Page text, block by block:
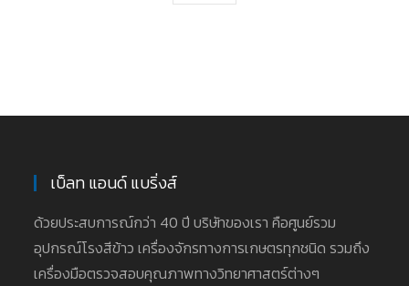
เบ็ลท แอนด์ แบริ่งส์
ด้วยประสบการณ์กว่า 40 ปี บริษัทของเรา คือศูนย์รวม
อุปกรณ์โรงสีข้าว เครื่องจักรทางการเกษตรทุกชนิด รวมถึง
เครื่องมือตรวจสอบคุณภาพทางวิทยาศาสตร์ต่างๆ